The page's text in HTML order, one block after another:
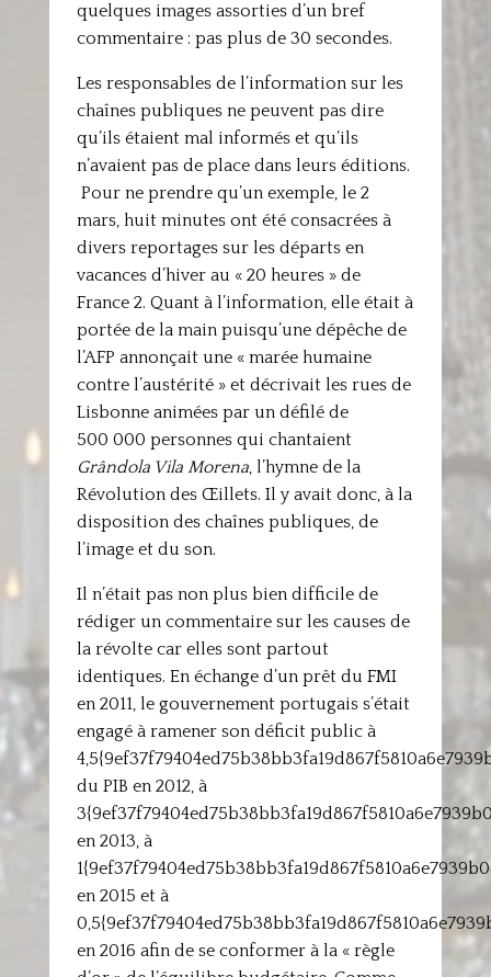
quelques images assorties d’un bref
commentaire : pas plus de 30 secondes.
Les responsables de l’information sur les
chaînes publiques ne peuvent pas dire
qu’ils étaient mal informés et qu’ils
n’avaient pas de place dans leurs éditions.
Pour ne prendre qu’un exemple, le 2
mars, huit minutes ont été consacrées à
divers reportages sur les départs en
vacances d’hiver au « 20 heures » de
France 2. Quant à l’information, elle était à
portée de la main puisqu’une dépêche de
l’AFP annonçait une « marée humaine
contre l’austérité » et décrivait les rues de
Lisbonne animées par un défilé de
500 000 personnes qui chantaient
Grândola Vila Morena, l’hymne de la
Révolution des Œillets. Il y avait donc, à la
disposition des chaînes publiques, de
l’image et du son.
Il n’était pas non plus bien difficile de
rédiger un commentaire sur les causes de
la révolte car elles sont partout
identiques. En échange d’un prêt du FMI
en 2011, le gouvernement portugais s’était
engagé à ramener son déficit public à
du PIB en 2012, à
en 2013, à
en 2015 et à
en 2016 afin de se conformer à la « règle